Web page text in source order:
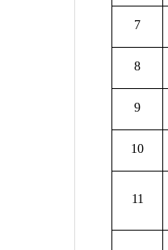
7
8
9
10
11